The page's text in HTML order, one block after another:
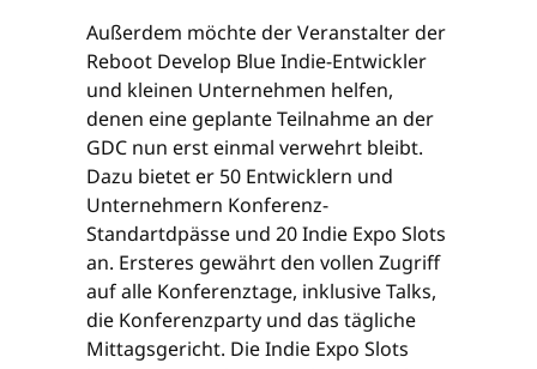
Außerdem möchte der Veranstalter der
Reboot Develop Blue Indie-Entwickler
und kleinen Unternehmen helfen,
denen eine geplante Teilnahme an der
GDC nun erst einmal verwehrt bleibt.
Dazu bietet er 50 Entwicklern und
Unternehmern Konferenz-
Standartdpässe und 20 Indie Expo Slots
an. Ersteres gewährt den vollen Zugriff
auf alle Konferenztage, inklusive Talks,
die Konferenzparty und das tägliche
Mittagsgericht. Die Indie Expo Slots